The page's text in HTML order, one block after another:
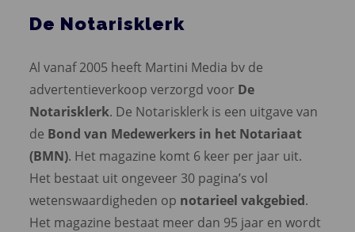
De Notarisklerk
Al vanaf 2005 heeft Martini Media bv de
advertentieverkoop verzorgd voor De
Notarisklerk. De Notarisklerk is een uitgave van
de Bond van Medewerkers in het Notariaat
(BMN). Het magazine komt 6 keer per jaar uit.
Het bestaat uit ongeveer 30 pagina’s vol
wetenswaardigheden op notarieel vakgebied.
Het magazine bestaat meer dan 95 jaar en wordt